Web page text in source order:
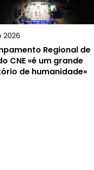
2026
Regional de
CNE «é um grande
de humanidade»